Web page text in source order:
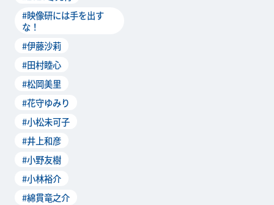
#映像研には手を出す
な！
#伊藤沙莉
#田村睦心
#松岡美里
#花守ゆみり
#小松未可子
#井上和彦
#小野友樹
#小林裕介
#綿貫竜之介